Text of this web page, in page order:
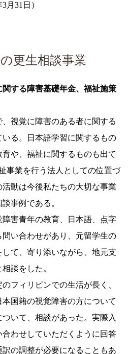
月31日）
更生相談事業
関する障害基礎年金、福祉施策
視覚に障害のある者に関する
る。日本語学習に関するもの
や、福祉に関するものも出て
事業を行う法人としての位置づ
動は今後私たちの大切な事業
事例である。
害青年の教育、日本語、点字
い合わせがあり、元留学生の
て、寄り添いながら、地元支
談をした。
フィリピンでの生活が長く、
国籍の視覚障害の方について
いて、相談があった。実際入
わせしていただくように回答
の調整が必要になることもあ